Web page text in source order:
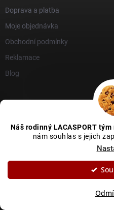
Náš rodinný LACASPORT
nám souhlas s jejich
Doprava a platba
Moje objednávka
Obchodní podmínky
Reklamace
Blog